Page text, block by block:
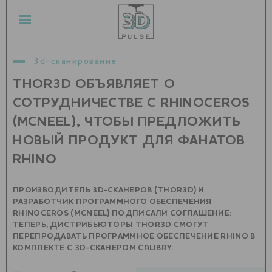
3d-сканирование
THOR3D ОБЪЯВЛЯЕТ О
СОТРУДНИЧЕСТВЕ С RHINOCEROS
(MCNEEL), ЧТОБЫ ПРЕДЛОЖИТЬ
НОВЫЙ ПРОДУКТ ДЛЯ ФАНАТОВ
RHINO
ПРОИЗВОДИТЕЛЬ 3D-СКАНЕРОВ (THOR3D) И
РАЗРАБОТЧИК ПРОГРАММНОГО ОБЕСПЕЧЕНИЯ
RHINOCEROS (MCNEEL) ПОДПИСАЛИ СОГЛАШЕНИЕ:
ТЕПЕРЬ, ДИСТРИБЬЮТОРЫ THOR3D СМОГУТ
ПЕРЕПРОДАВАТЬ ПРОГРАММНОЕ ОБЕСПЕЧЕНИЕ RHINO В
КОМПЛЕКТЕ С 3D-СКАНЕРОМ CALIBRY.